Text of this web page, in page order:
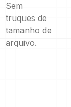
Sem
truques de
tamanho de
arquivo.